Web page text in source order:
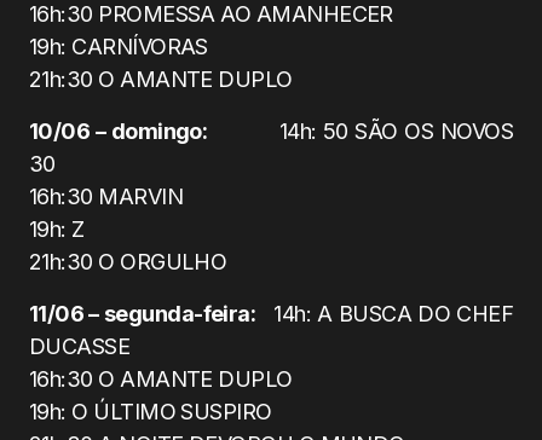
16h:30 PROMESSA AO AMANHECER
19h: CARNÍVORAS
21h:30 O AMANTE DUPLO
10/06 – domingo:
14h: 50 SÃO OS NOVOS
30
16h:30 MARVIN
19h: Z
21h:30 O ORGULHO
11/06 – segunda-feira: 14h: A BUSCA DO CHEF
DUCASSE
16h:30 O AMANTE DUPLO
19h: O ÚLTIMO SUSPIRO